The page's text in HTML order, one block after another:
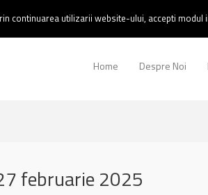
Home Despre Noi
februarie 2025
continuarea utilizarii website-ului, accepti modul